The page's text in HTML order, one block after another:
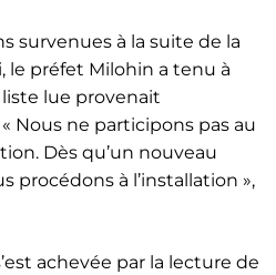
survenues à la suite de la
le préfet Milohin a tenu à
lue provenait
Nous ne participons pas au
Dès qu’un nouveau
procédons à l’installation »,
achevée par la lecture de